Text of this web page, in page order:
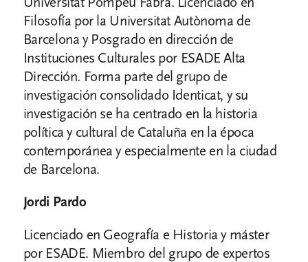
Filosofía por la Universitat Autònoma de
Barcelona y Posgrado en dirección de
Instituciones Culturales por ESADE Alta
Dirección. Forma parte del grupo de
investigación consolidado Identicat, y su
investigación se ha centrado en la historia
política y cultural de Cataluña en la época
contemporánea y especialmente en la ciudad
de Barcelona.
Jordi Pardo
Licenciado en Geografía e Historia y máster
por ESADE. Miembro del grupo de expertos